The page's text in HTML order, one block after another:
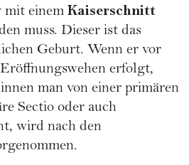
mit einem Kaiserschnitt
muss. Dieser ist das
Geburt. Wenn er vor
erfolgt,
man von einer primären
Sectio oder auch
wird nach den